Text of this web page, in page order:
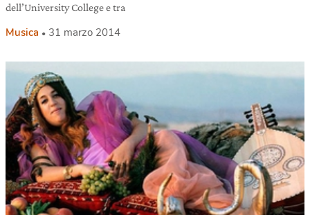
dell’University College e tra
Musica 31 marzo 2014